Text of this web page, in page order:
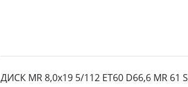
ДИСК MR 8,0x19 5/112 ET60 D66,6 MR 61 S